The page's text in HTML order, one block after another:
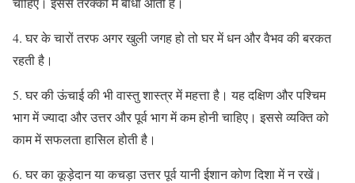
4. घर के चारों तरफ अगर खुली जगह हो तो घर में धन और वैभव की बरकत
रहती है।
5. घर की ऊंचाई की भी वास्तु शास्त्र में महत्ता है। यह दक्षिण और पश्चिम
भाग में ज्यादा और उत्तर और पूर्व भाग में कम होनी चाहिए। इससे व्यक्ति को
काम में सफलता हासिल होती है।
6. घर का कूड़ेदान या कचड़ा उत्तर पूर्व यानी ईशान कोण दिशा में न रखें।